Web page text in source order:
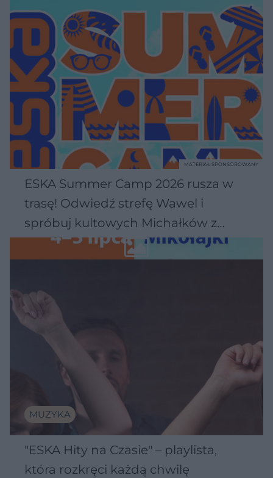
ESKA Summer Camp 2026 rusza w
trasę! Odwiedź strefę Wawel i
spróbuj kultowych Michałków z
Wawelu
MATERIAŁ SPONSOROWANY
MUZYKA
"ESKA Hity na Czasie" – playlista,
która rozkręci każdą chwilę